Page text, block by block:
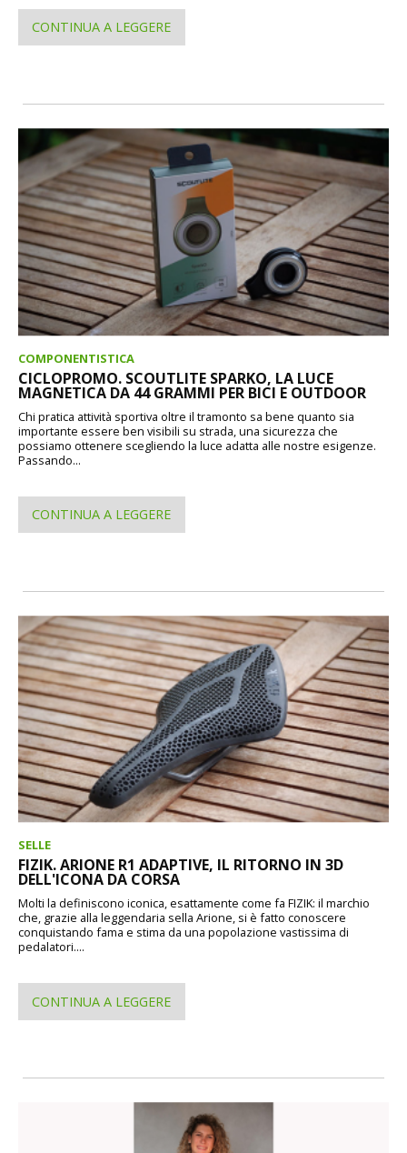
CONTINUA A LEGGERE
COMPONENTISTICA
CICLOPROMO. SCOUTLITE SPARKO, LA LUCE
MAGNETICA DA 44 GRAMMI PER BICI E OUTDOOR
Chi pratica attività sportiva oltre il tramonto sa bene quanto sia
importante essere ben visibili su strada, una sicurezza che
possiamo ottenere scegliendo la luce adatta alle nostre esigenze.
Passando...
CONTINUA A LEGGERE
SELLE
FIZIK. ARIONE R1 ADAPTIVE, IL RITORNO IN 3D
DELL'ICONA DA CORSA
Molti la definiscono iconica, esattamente come fa FIZIK: il marchio
che, grazie alla leggendaria sella Arione, si è fatto conoscere
conquistando fama e stima da una popolazione vastissima di
pedalatori....
CONTINUA A LEGGERE